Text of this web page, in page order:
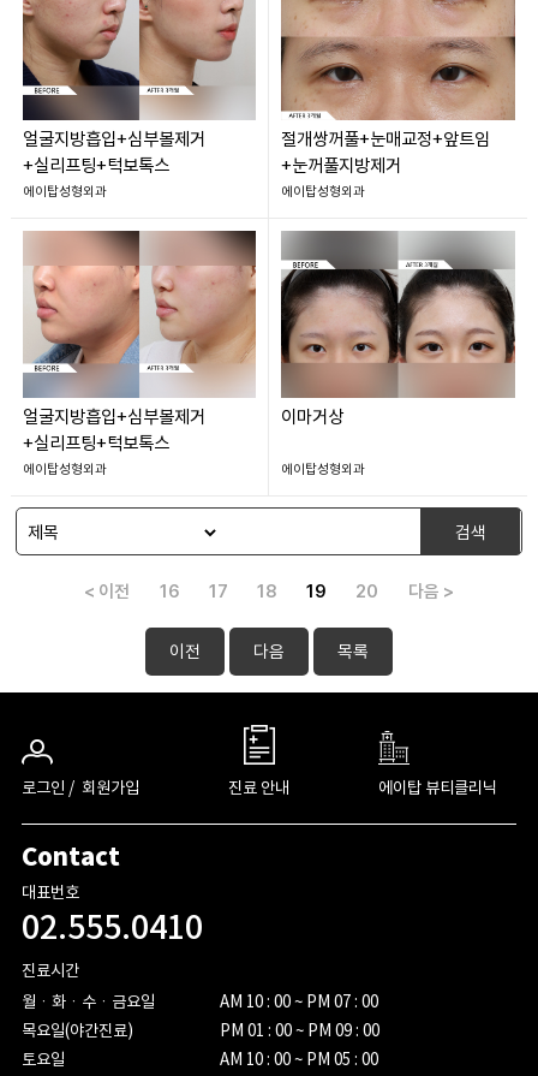
얼굴지방흡입+심부볼제거
+실리프팅+턱보톡스
에이탑성형외과
절개쌍꺼풀+눈매교정+앞트임
+눈꺼풀지방제거
에이탑성형외과
얼굴지방흡입+심부볼제거
+실리프팅+턱보톡스
에이탑성형외과
이마거상
에이탑성형외과
검색
< 이전 16 17 18 19 20 다음 >
이전 다음 목록
로그인 / 회원가입 진료 안내 에이탑 뷰티클리닉
Contact
대표번호
02.555.0410
진료시간
월ㆍ화ㆍ수ㆍ금요일
목요일(야간진료)
토요일
AM 10 : 00 ~ PM 07 : 00
PM 01 : 00 ~ PM 09 : 00
AM 10 : 00 ~ PM 05 : 00